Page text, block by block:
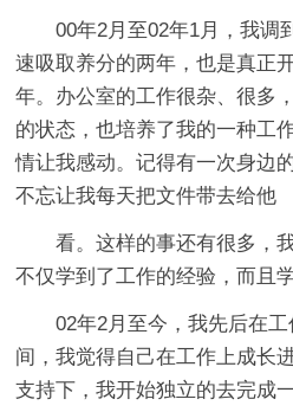
00年2月至02年1月，我调
速吸取养分的两年，也是真正
年。办公室的工作很杂、很多
的状态，也培养了我的一种工
情让我感动。记得有一次身边
不忘让我每天把文件带去给他
看。这样的事还有很多，
不仅学到了工作的经验，而且
02年2月至今，我先后在
间，我觉得自己在工作上成长
支持下，我开始独立的去完成